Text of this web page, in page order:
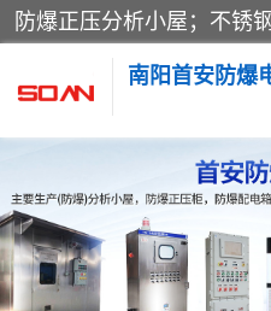
南阳首安防爆
防爆小屋
防爆空调